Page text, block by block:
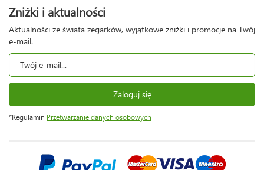
Zniżki i aktualności
Aktualności ze świata zegarków, wyjątkowe zniżki i promocje na Twój
e-mail.
Zaloguj się
*Regulamin Przetwarzanie danych osobowych